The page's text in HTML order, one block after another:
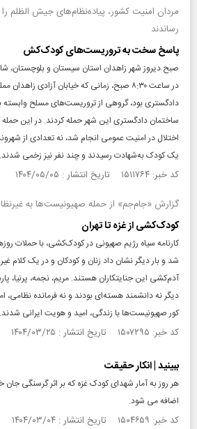
مردان امنیت کشور، پیاده‌نظام‌های جیش الظلم
رساندند
پاسخ سخت به تروریست‌های کودک‌کش
صبح دیروز شهر زاهدان استان سیستان و بلوچستان،
در ساعت ۸:۳۰ صبح، زمانی که خیابان آزادی
دادگستری بود، گروهی از تروریست‌های مسلح
ساختمان دادگستری این شهر حمله کردند. در این
اختلال در امنیت عمومی انجام شد، نه تعدادی از
یک کودک به‌شهادت رسیدند و چند نفر نیز زخمی شدند.
کد خبر: ۱۵۱۱۷۶۴ تاریخ انتشار : ۱۴۰۴/۰۵/۰۵
گزارش «جام‌جم» از حمله صهیونیست‌ها به
کودک‌کشی از غزه تا تهران
کارنامه سیاه رژیم صهیونی در کودک‌کشی، با حملات
شد و بار دیگر نشان داد زنان و کودکان و در یک کلام
آدم‌کشی این جنایتکاران هستند. مریم، نجمه، پرنیا،
دیگر نه دانشمند هسته‌ای بودند و نه فرمانده نظامی،
کور صهیونیست‌ها با زندگی، امید و هویت ایرانی شدند.
کد خبر: ۱۵۰۷۲۹۵ تاریخ انتشار : ۱۴۰۴/۰۳/۲۵
ببینید | انکار حقیقت
هر روز به آمار شهدای کودک غزه که بر اثر گرسنگی
اضافه می شود.
کد خبر: ۱۵۰۴۶۵۹ تاریخ انتشار : ۱۴۰۴/۰۳/۰۴